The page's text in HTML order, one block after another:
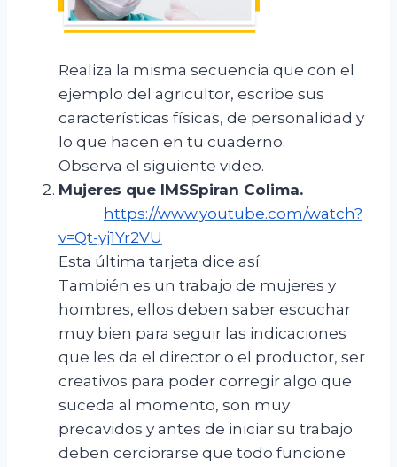
Realiza la misma secuencia que con el
ejemplo del agricultor, escribe sus
características físicas, de personalidad y
lo que hacen en tu cuaderno.
Observa el siguiente video.
Mujeres que IMSSpiran Colima.
https://www.youtube.com/watch?
v=Qt-yj1Yr2VU
Esta última tarjeta dice así:
También es un trabajo de mujeres y
hombres, ellos deben saber escuchar
muy bien para seguir las indicaciones
que les da el director o el productor, ser
creativos para poder corregir algo que
suceda al momento, son muy
precavidos y antes de iniciar su trabajo
deben cerciorarse que todo funcione